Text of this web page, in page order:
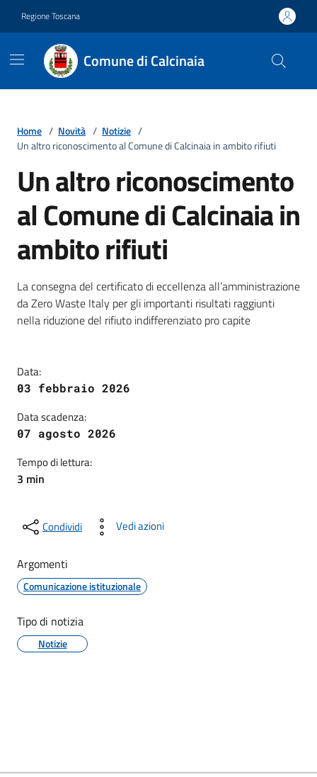
Regione Toscana
Comune di Calcinaia
Home / Novità / Notizie /
Un altro riconoscimento al Comune di Calcinaia in ambito rifiuti
Un altro riconoscimento
al Comune di Calcinaia in
ambito rifiuti
Dettagli della notizia
La consegna del certificato di eccellenza all’amministrazione
da Zero Waste Italy per gli importanti risultati raggiunti
nella riduzione del rifiuto indifferenziato pro capite
Data:
03 febbraio 2026
Data scadenza:
07 agosto 2026
Tempo di lettura:
3 min
Condividi Vedi azioni
Argomenti
Comunicazione istituzionale
Tipo di notizia
Notizie